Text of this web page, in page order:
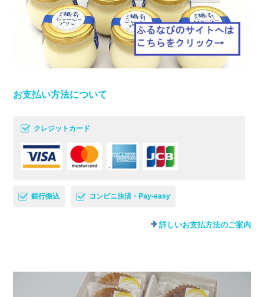
お支払い方法について
クレジットカード
銀行振込 コンビニ決済・Pay-easy
詳しいお支払方法のご案内